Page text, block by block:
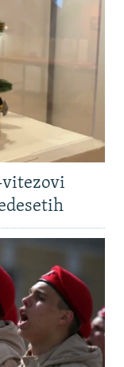
vitezovi